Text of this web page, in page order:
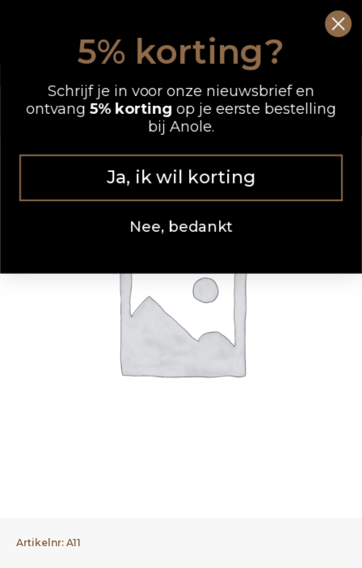
inhoud
Artikelnr: A11
5% korting?
Schrijf je in voor onze nieuwsbrief en
ontvang5% korting op je eerste bestelling
bij Anole.
Ja, ik wil korting
Nee, bedankt